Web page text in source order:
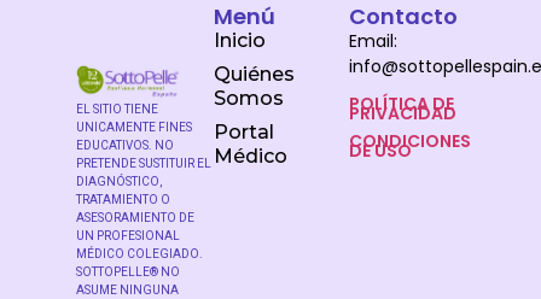
EL SITIO TIENE
UNICAMENTE FINES
EDUCATIVOS. NO
PRETENDE SUSTITUIR EL
DIAGNÓSTICO,
TRATAMIENTO O
ASESORAMIENTO DE
UN PROFESIONAL
MÉDICO COLEGIADO.
SOTTOPELLE® NO
ASUME NINGUNA
Menú
Inicio
Quiénes
Somos
Portal
Médico
Contacto
Email:
POLÍTICA DE
PRIVACIDAD
CONDICIONES
DE USO